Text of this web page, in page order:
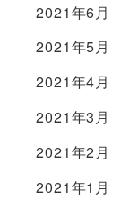
2021年6月
2021年5月
2021年4月
2021年3月
2021年2月
2021年1月